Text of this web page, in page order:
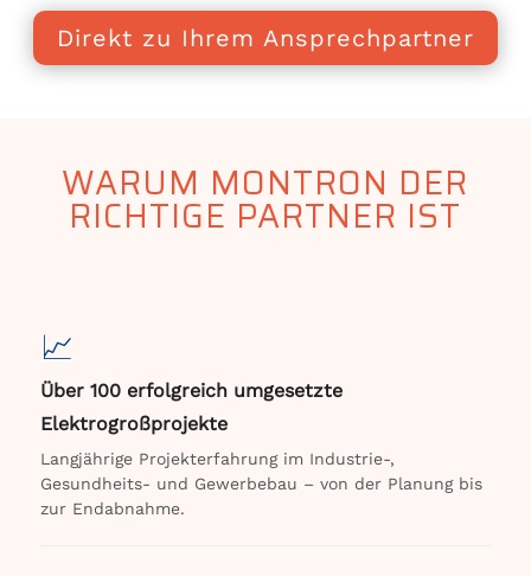
Direkt zu Ihrem Ansprechpartner
WARUM MONTRON DER
RICHTIGE PARTNER IST
📈
Über 100 erfolgreich umgesetzte
Elektrogroßprojekte
Langjährige Projekterfahrung im Industrie-,
Gesundheits- und Gewerbebau – von der Planung bis
zur Endabnahme.